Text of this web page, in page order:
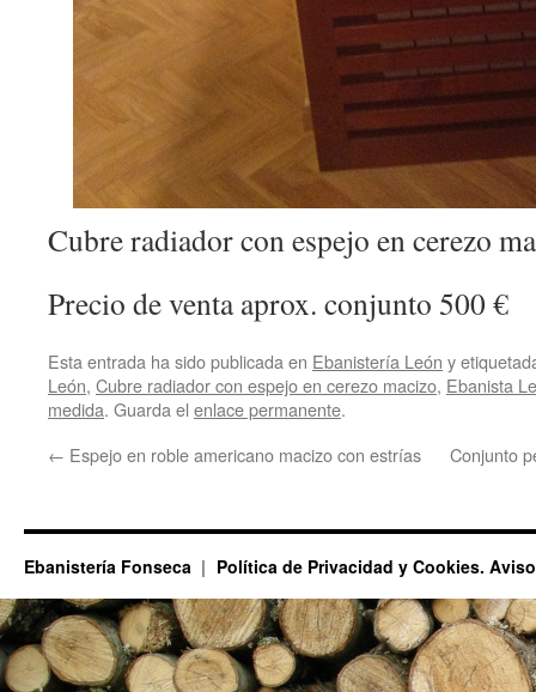
Cubre radiador con espejo en cerezo
Precio de venta aprox. conjunto 500 €
Esta entrada ha sido publicada en Ebanistería León y
León, Cubre radiador con espejo en cerezo macizo, Ebanista
medida. Guarda el enlace permanente.
← Espejo en roble americano macizo con estrías Conjunto
Ebanistería Fonseca Política de Privacidad y Cookies.